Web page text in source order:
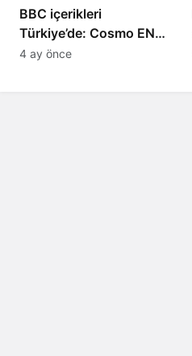
BBC içerikleri
Türkiye’de: Cosmo EN
ve BBC Player yayında
4 ay önce